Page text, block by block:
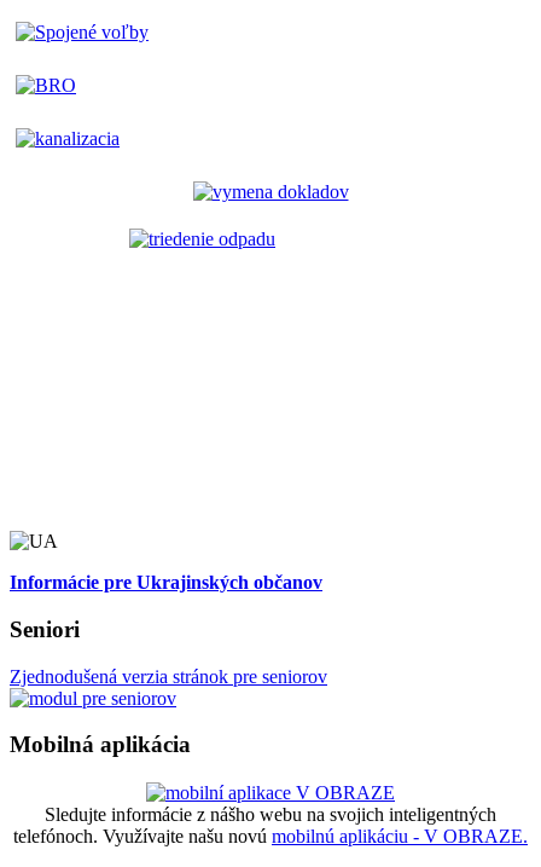
Informácie pre Ukrajinských občanov
Seniori
Zjednodušená verzia stránok pre seniorov
Mobilná aplikácia
Sledujte informácie z nášho webu na svojich inteligentných
telefónoch. Využívajte našu novú mobilnú aplikáciu - V OBRAZE.